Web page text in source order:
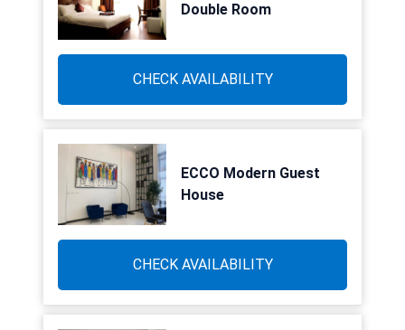
Double Room
CHECK AVAILABILITY
ECCO Modern Guest
House
CHECK AVAILABILITY